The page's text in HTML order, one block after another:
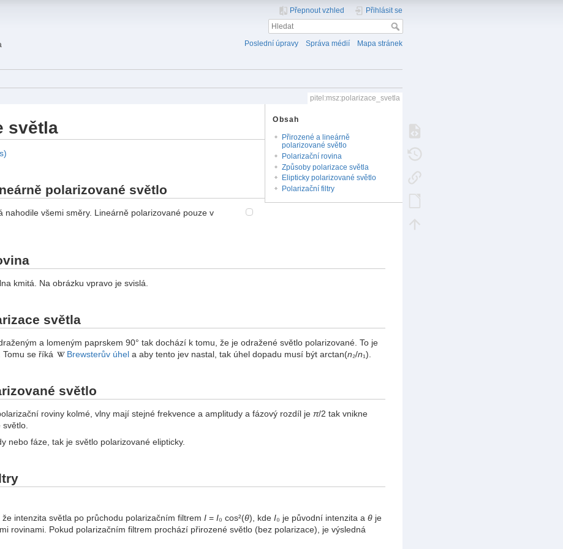
Přepnout vzhled Přihlásit se
Poslední úpravy Správa médií Mapa stránek
pitel:msz:polarizace_svetla
Obsah
Přirozené a lineárně
polarizované světlo
Polarizační rovina
Způsoby polarizace světla
Elipticky polarizované světlo
Polarizační filtry
světla
polarizované světlo
nahodile všemi směry. Lineárně polarizované pouze v
kmitá. Na obrázku vpravo je svislá.
světla
a lomeným paprskem 90° tak dochází k tomu, že je odražené světlo polarizované. To je
Tomu se říká Brewsterův úhela aby tento jev nastal, tak úhel dopadu musí být arctan(n₂/n₁).
světlo
roviny kolmé, vlny mají stejné frekvence a amplitudy a fázový rozdíl je π/2 tak vnikne
nebo fáze, tak je světlo polarizované elipticky.
že intenzita světla po průchodu polarizačním filtrem I= I₀ cos²(θ), kde I₀ je původní intenzita a θje
rovinami. Pokud polarizačním filtrem prochází přirozené světlo (bez polarizace), je výsledná